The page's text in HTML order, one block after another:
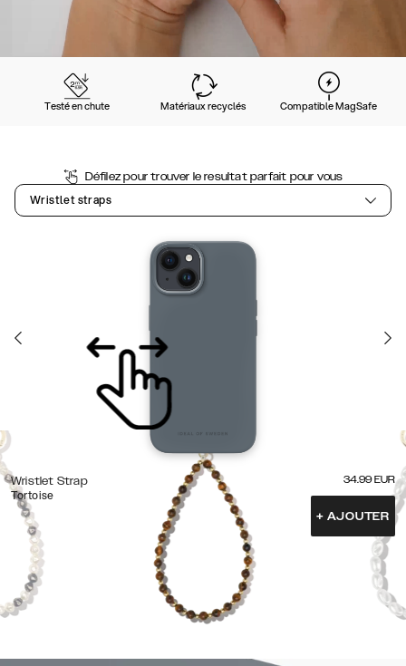
Testé en chute Matériaux recyclés Compatible MagSafe
Défilez pour trouver le resultat parfait pour vous
Wristlet straps
Wristlet Strap
Tortoise
34.99 EUR
+ AJOUTER